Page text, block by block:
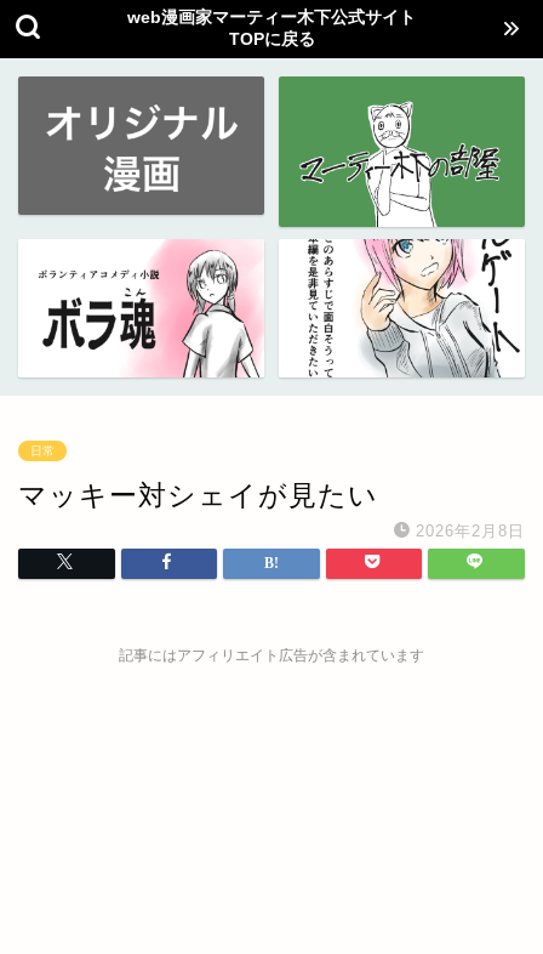
web漫画家マーティー木下公式サイト
TOPに戻る
日常
マッキー対シェイが見たい
2026年2月8日
記事にはアフィリエイト広告が含まれています